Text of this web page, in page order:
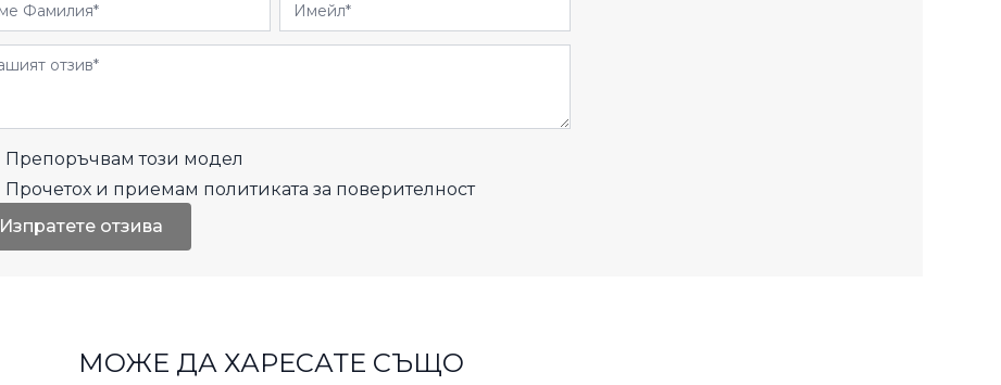
Препоръчвам този модел
Прочетох и приемам политиката за поверителност
Изпратете отзива
МОЖЕ ДА ХАРЕСАТЕ СЪЩО